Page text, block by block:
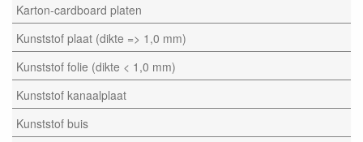
Karton-cardboard platen
Kunststof plaat (dikte => 1,0 mm)
Kunststof folie (dikte < 1,0 mm)
Kunststof kanaalplaat
Kunststof buis